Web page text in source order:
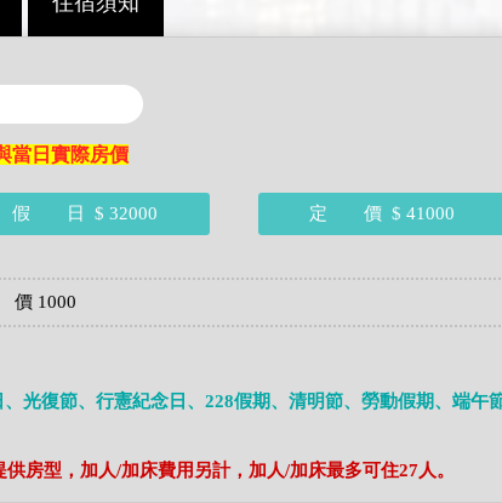
當日實際房價
假 日 $ 32000 定 價 $ 41000
1000
復節、行憲紀念日、228假期、清明節、勞動假期、端午
房型，加人/加床費用另計，加人/加床最多可住27人。